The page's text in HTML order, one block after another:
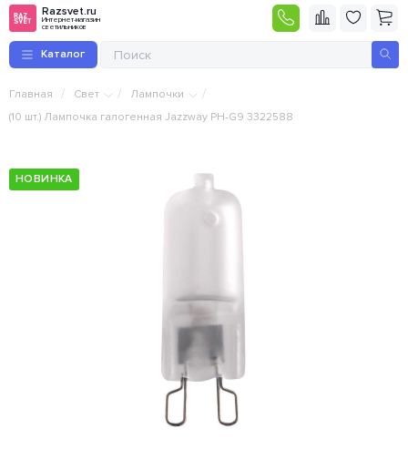
Razsvet.ru
Интернет-магазин
светильников
Каталог
Главная / Свет / Лампочки /
(10 шт.) Лампочка галогенная Jazzway PH-G9 3322588
НОВИНКА